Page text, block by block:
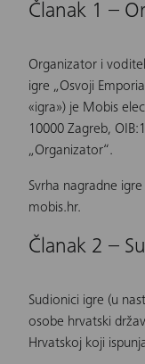
Članak 1 –
Organizator i
igre „Osvoji
«igra») je Mobis
10000 Zagreb,
„Organizator“.
Svrha nagradne
mobis.hr.
Članak 2 –
Sudionici igre (u
osobe hrvatski
Hrvatskoj koji